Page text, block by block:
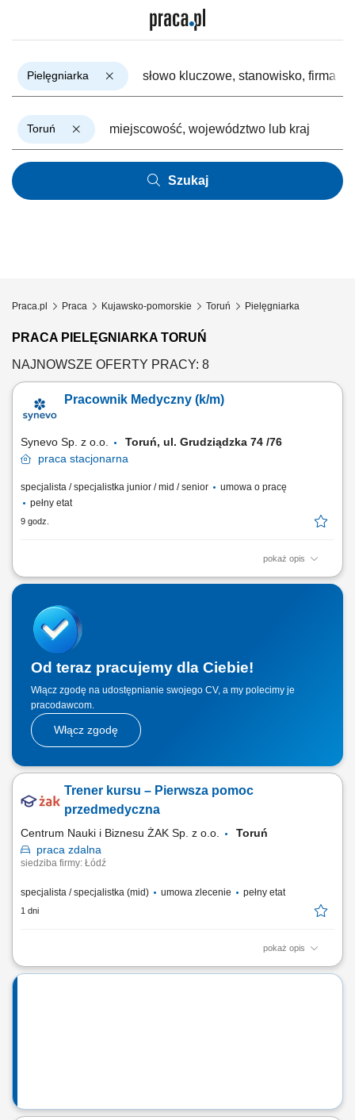
Pielęgniarka
Toruń
Szukaj
Praca.pl Praca Kujawsko-pomorskie Toruń Pielęgniarka
PRACA PIELĘGNIARKA TORUŃ
NAJNOWSZE OFERTY PRACY: 8
Pracownik Medyczny (k/m)
Synevo Sp. z o.o.
Toruń, ul. Grudziądzka 74 /76
praca stacjonarna
specjalista / specjalistka junior / mid / senior
umowa o pracę
pełny etat
9 godz.
pokaż opis
Opis stanowiska: Obsługa Pacjentów w Punkcie Pobrań; Wykonywanie
Prowadzenie dokumentacji medycznej zgodnie ze standardami Punktu
Pobrań; Obsługa kasy fiskalnej i systemu komputerowego do obsługi
Pacjentów.
Od teraz pracujemy dla Ciebie!
Włącz zgodę na udostępnianie swojego CV, a my polecimy je
pracodawcom.
Włącz zgodę
Trener kursu – Pierwsza pomoc
przedmedyczna
Centrum Nauki i Biznesu ŻAK Sp. z o.o.
Toruń
praca zdalna
siedziba firmy: Łódź
specjalista / specjalistka (mid) umowa zlecenie pełny etat
1 dni
pokaż opis
Nazwa kursu: Pierwsza pomoc przedmedyczna Czas trwania: 8 godzin